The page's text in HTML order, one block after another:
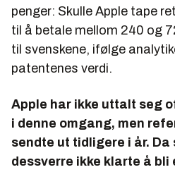
penger: Skulle Apple tape
til å betale mellom 240 og
til svenskene, ifølge
patentenes verdi.
Apple har ikke uttalt seg
i denne omgang, men
sendte ut tidligere i år.
dessverre ikke klarte å bli